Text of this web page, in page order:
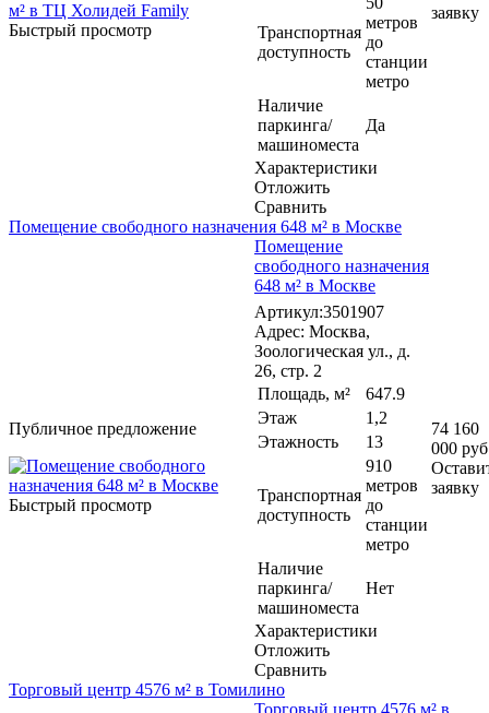
Быстрый просмотр
Транспортная
доступность
метров
до
станции
метро
Наличие
паркинга/
машиноместа
Да
Характеристики
Отложить
Сравнить
заявку
Помещение свободного назначения 648 м² в Москве
Публичное предложение
Быстрый просмотр
Помещение
свободного назначения
648 м² в Москве
Артикул:3501907
Адрес: Москва,
Зоологическая ул., д.
26, стр. 2
Площадь, м²
647.9
Этаж
1,2
Этажность
13
Транспортная
доступность
910
метров
до
станции
метро
Наличие
паркинга/
машиноместа
Нет
Характеристики
Отложить
Сравнить
74 160
000
заявку
Торговый центр 4576 м² в Томилино
Торговый центр 4576 м² в